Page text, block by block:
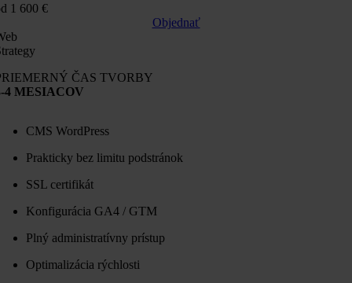
1 600 €
Objednať
ČAS TVORBY
4 MESIACOV
CMS WordPress
Prakticky bez limitu podstránok
SSL certifikát
Konfigurácia GA4 / GTM
Plný administratívny prístup
Optimalizácia rýchlosti